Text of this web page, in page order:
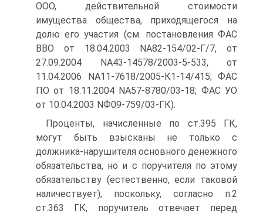
ООО, действительной стоимости
имущества общества, приходящегося на
долю его участия (см. постановления ФАС
ВВО от 18.04.2003 NА82-154/02-Г/7, от
27.09.2004 NА43-14578/2003-5-533, от
11.04.2006 NА11-7618/2005-К1-14/415; ФАС
ПО от 18.11.2004 NА57-8780/03-18; ФАС УО
от 10.04.2003 NФ09-759/03-ГК).
Проценты, начисленные по ст.395 ГК,
могут быть взысканы не только с
должника-нарушителя основного денежного
обязательства, но и с поручителя по этому
обязательству (естественно, если таковой
наличествует), поскольку, согласно п.2
ст.363 ГК, поручитель отвечает перед